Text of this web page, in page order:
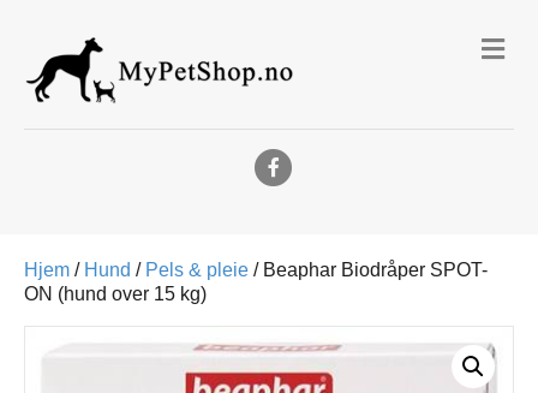
Facebook
Hjem / Hund / Pels & pleie / Beaphar Biodråper SPOT-
ON (hund over 15 kg)